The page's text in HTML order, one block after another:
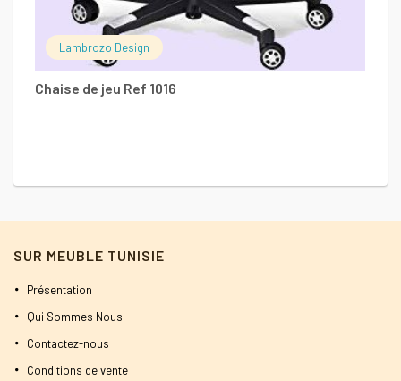
Lambrozo Design
Chaise de jeu Ref 1016
SUR MEUBLE TUNISIE
Présentation
Qui Sommes Nous
Contactez-nous
Conditions de vente